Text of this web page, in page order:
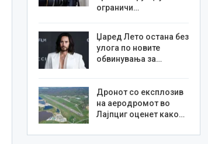
ограничи…
Џаред Лето остана без
улога по новите
обвинувања за…
Дронот со експлозив
на аеродромот во
Лајпциг оценет како…